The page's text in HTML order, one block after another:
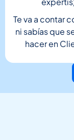
Te va a contar
ni sabías que
hacer en